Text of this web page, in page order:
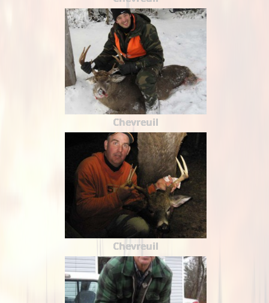
Chevreuil
Chevreuil